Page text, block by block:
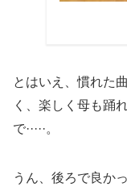
とはいえ、慣れた
く、楽しく母も踊
で·····。
うん、後ろで良か